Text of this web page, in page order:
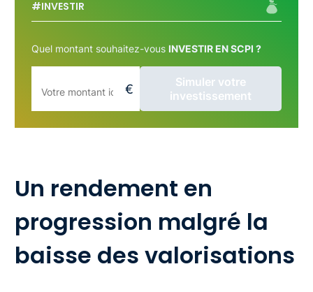
#INVESTIR
Quel montant souhaitez-vous INVESTIR EN SCPI ?
Simuler votre
investissement
Un rendement en
progression malgré la
baisse des valorisations